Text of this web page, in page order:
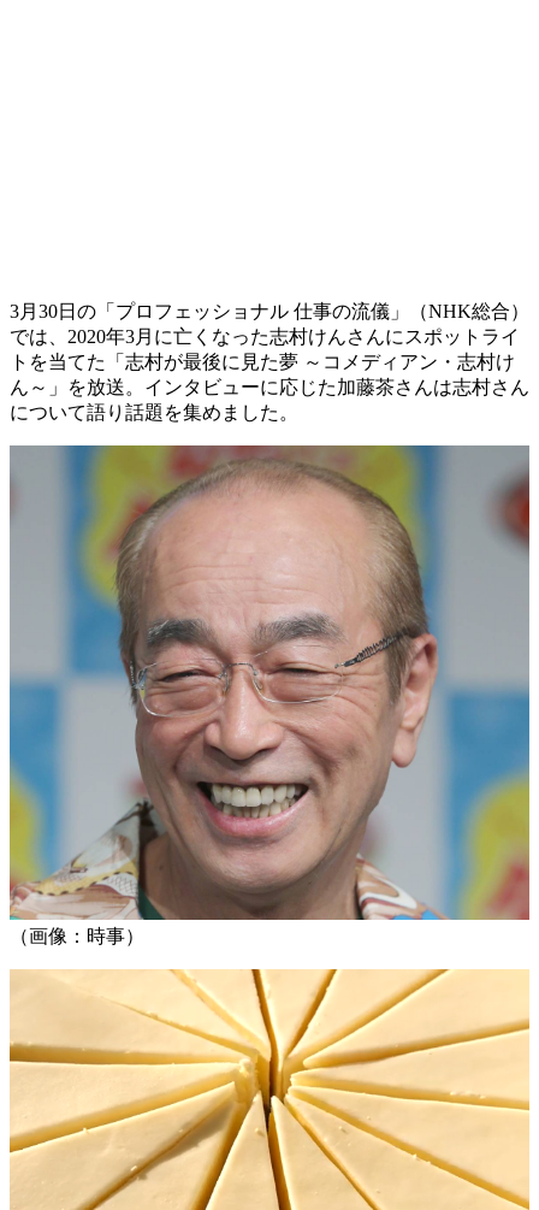
3月30日の「プロフェッショナル 仕事の流儀」（NHK総合）
では、2020年3月に亡くなった志村けんさんにスポットライ
トを当てた「志村が最後に見た夢 ～コメディアン・志村け
ん～」を放送。インタビューに応じた加藤茶さんは志村さん
について語り話題を集めました。
（画像：時事）